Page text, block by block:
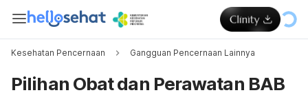
Kesehatan Pencernaan Gangguan Pencernaan Lainnya
Pilihan Obat dan Perawatan BAB